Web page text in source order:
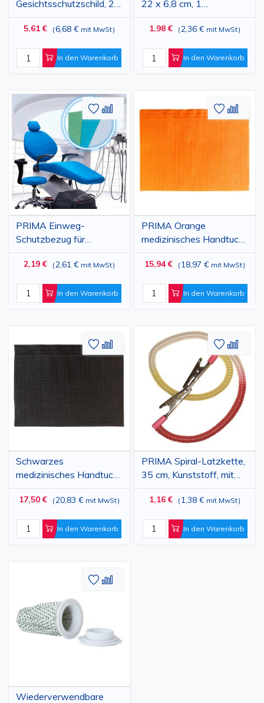
Gesichtsschutzschild, 28
x 19 cm,
wiederverwendbarer
beschlagfreie Visiere
5,61 € (6,68 € mit MwSt)
In den Warenkorb
22 x 6,8 cm, 1
wiederverwendbarer
Rahmen + 1 Einweg-
1,98 € (2,36 € mit MwSt)
In den Warenkorb
PRIMA Einweg-
Schutzbezug für
Zahnarztstühle, 3-teilig,
Polypropylen,
2,19 € (2,61 € mit MwSt)
In den Warenkorb
Zur
Wunschliste
hinzufügen
Hinzufügen
zum
vergleichen
PRIMA Orange
medizinisches Handtuch
33x45cm, 500 Stück
15,94 € ( 18,97 € mit MwSt)
In den Warenkorb
Zur
zum
Schwarzes
medizinisches Handtuch
33x45cm, 500 Stück
17,50 € (20,83 € mit MwSt)
In den Warenkorb
Zur
Wunschliste
hinzufügen
Hinzufügen
zum
vergleichen
PRIMA Spiral-Latzkette,
35 cm, Kunststoff, mit
Metallclips
1,16 € ( 1,38 € mit MwSt)
In den Warenkorb
Zur
zum
Wiederverwendbare
ZurHinzufügen